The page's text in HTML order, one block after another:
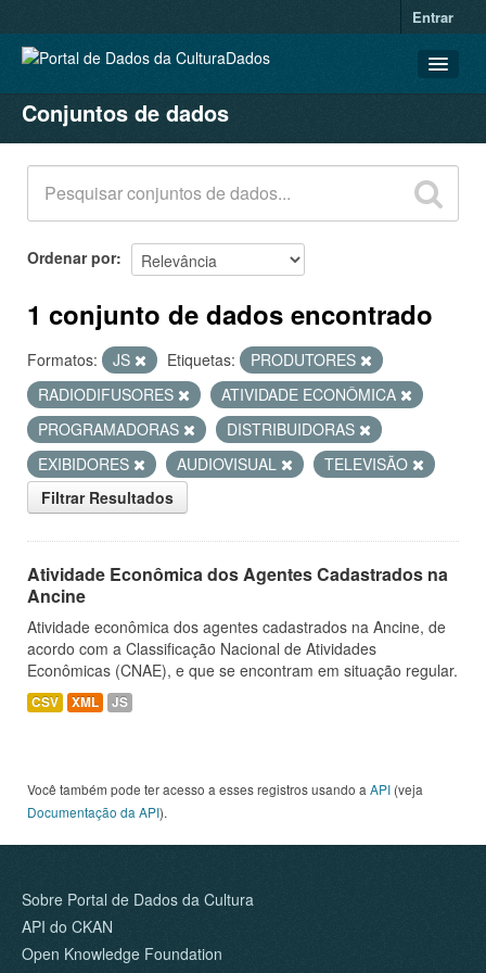
Entrar
CONJUNTOS DE DADOS
ORGANIZAÇÕES
GRUPOS
SOBRE
Conjuntos de dados
Ordenar por
1 conjunto de dados encontrado
Formatos: JS Etiquetas:
PRODUTORES
RADIODIFUSORES
ATIVIDADE ECONÔMICA
PROGRAMADORAS
DISTRIBUIDORAS
EXIBIDORES
AUDIOVISUAL
TELEVISÃO
Filtrar Resultados
Atividade Econômica dos Agentes Cadastrados na
Ancine
Atividade econômica dos agentes cadastrados na Ancine, de
acordo com a Classificação Nacional de Atividades
Econômicas (CNAE), e que se encontram em situação regular.
CSV XML JS
Você também pode ter acesso a esses registros usando a API (veja
Documentação da API).
Sobre Portal de Dados da Cultura
API do CKAN
Open Knowledge Foundation